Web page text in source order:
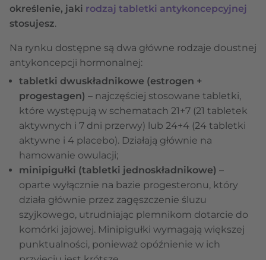
określenie, jaki rodzaj tabletki antykoncepcyjnej
stosujesz.
Na rynku dostępne są dwa główne rodzaje doustnej
antykoncepcji hormonalnej:
tabletki dwuskładnikowe (estrogen +
progestagen) – najczęściej stosowane tabletki,
które występują w schematach 21+7 (21 tabletek
aktywnych i 7 dni przerwy) lub 24+4 (24 tabletki
aktywne i 4 placebo). Działają głównie na
hamowanie owulacji;
minipigułki (tabletki jednoskładnikowe) –
oparte wyłącznie na bazie progesteronu, który
działa głównie przez zagęszczenie śluzu
szyjkowego, utrudniając plemnikom dotarcie do
komórki jajowej. Minipigułki wymagają większej
punktualności, ponieważ opóźnienie w ich